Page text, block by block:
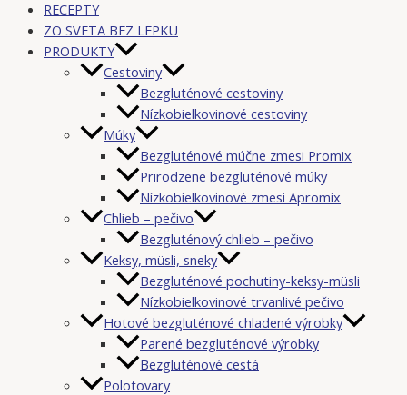
RECEPTY
ZO SVETA BEZ LEPKU
PRODUKTY
Cestoviny
Bezgluténové cestoviny
Nízkobielkovinové cestoviny
Múky
Bezgluténové múčne zmesi Promix
Prirodzene bezgluténové múky
Nízkobielkovinové zmesi Apromix
Chlieb – pečivo
Bezgluténový chlieb – pečivo
Keksy, müsli, sneky
Bezgluténové pochutiny-keksy-müsli
Nízkobielkovinové trvanlivé pečivo
Hotové bezgluténové chladené výrobky
Parené bezgluténové výrobky
Bezgluténové cestá
Polotovary